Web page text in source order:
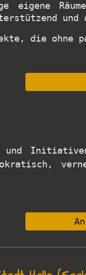
eigene
und
die
Initiativen